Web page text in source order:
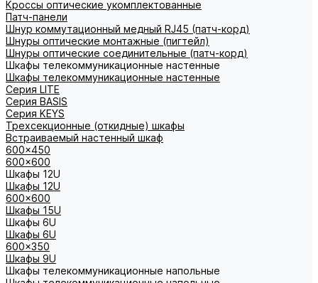
Кроссы оптические укомплектованные
Патч-панели
Шнур коммутационный медный RJ45 (патч-корд)
Шнуры оптические монтажные (пигтейл)
Шнуры оптические соединительные (патч-корд)
Шкафы телекоммуникационные настенные
Шкафы телекоммуникационные настенные
Cерия LITE
Cерия BASIS
Cерия KEYS
Трехсекционные (откидные) шкафы
Встраиваемый настенный шкаф
600x450
600x600
Шкафы 12U
Шкафы 12U
600x600
Шкафы 15U
Шкафы 6U
Шкафы 6U
600x350
Шкафы 9U
Шкафы телекоммуникационные напольные